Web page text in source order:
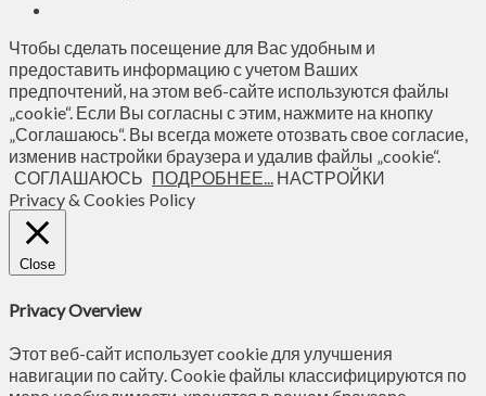
Чтобы сделать посещение для Вас удобным и
предоставить информацию с учетом Ваших
предпочтений, на этом веб-сайте используются файлы
„cookie“. Если Вы согласны с этим, нажмите на кнопку
„Соглашаюсь“. Вы всегда можете отозвать свое согласие,
изменив настройки браузера и удалив файлы „cookie“.
СОГЛАШАЮСЬ ПОДРОБНЕЕ... НАСТРОЙКИ
Privacy & Cookies Policy
Close
Privacy Overview
Этот веб-сайт использует cookie для улучшения
навигации по сайту. Сookie файлы классифицируются по